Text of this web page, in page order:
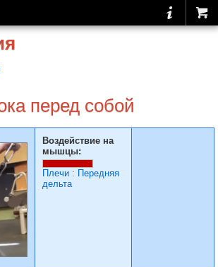
перед собой
Воздействие на
мышцы:
Плечи : Передняя
дельта